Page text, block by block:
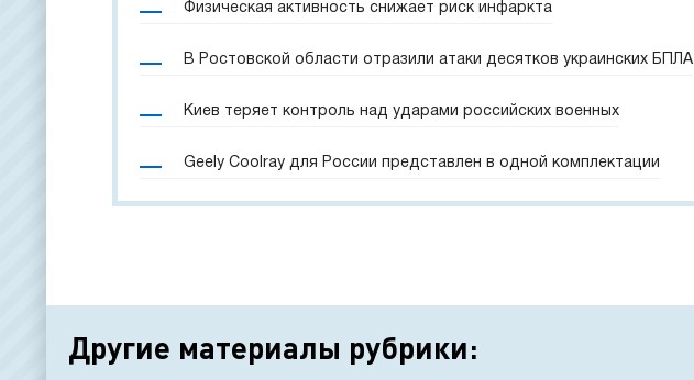
Физическая активность снижает риск инфаркта
В Ростовской области отразили атаки десятков украинских БПЛА
Киев теряет контроль над ударами российских военных
Geely Coolray для России представлен в одной комплектации
Другие материалы рубрики: